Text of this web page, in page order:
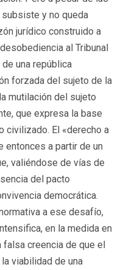
y no queda
jurídico construido a
al Tribunal
una república
forzada del sujeto de la
mutilación del sujeto
que expresa la base
civilizado. El «derecho a
a partir de un
valiéndose de vías de
del pacto
democrática.
a ese desafío,
en la medida en
falsa creencia de que el
viabilidad de una